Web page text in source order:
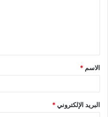
ق
*
الاسم *
البريد الإلكتروني*